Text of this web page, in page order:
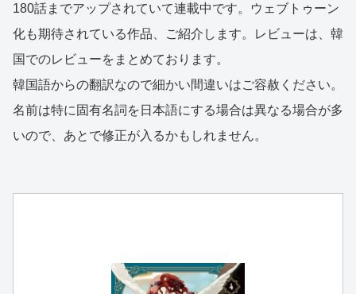
180話までアップされていて連載中です。ウェブトゥーン
化も期待されている作品、ご紹介します。レビューは、韓
国でのレビューをまとめております。
韓国語からの翻訳なので細かい間違いはご容赦ください。
名前は特に固有名詞を日本語にする場合は異なる場合が多
いので、あとで修正が入るかもしれません。